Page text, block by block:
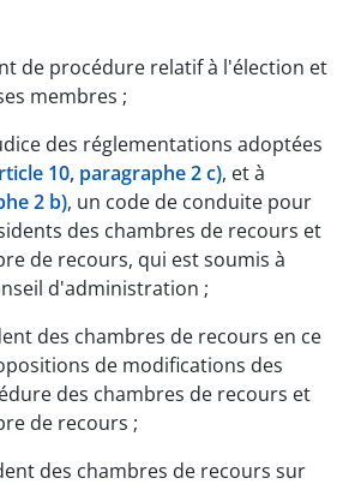
de procédure relatif à l'élection et
membres ;
des réglementations adoptées
10, paragraphe 2 c), et à
2 b), un code de conduite pour
des chambres de recours et
de recours, qui est soumis à
d'administration ;
des chambres de recours en ce
de modifications des
des chambres de recours et
de recours ;
des chambres de recours sur